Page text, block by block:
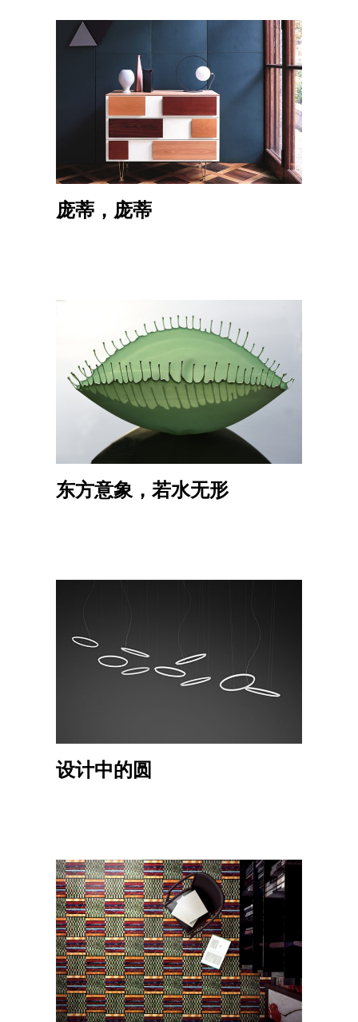
庞蒂，庞蒂
东方意象，若水无形
设计中的圆